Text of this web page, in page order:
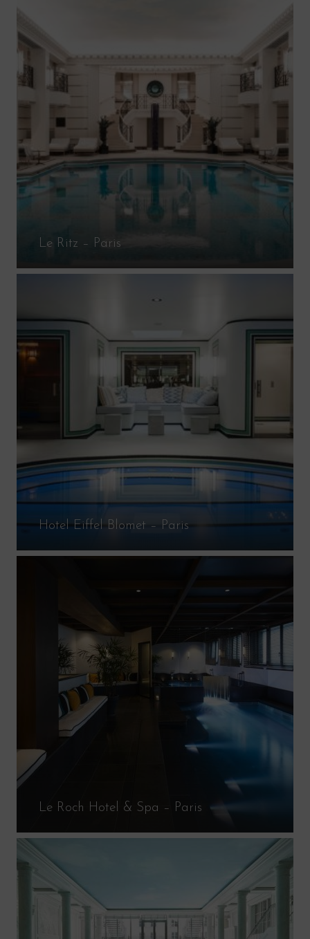
Le Ritz – Paris
Hotel Eiffel Blomet – Paris
Le Roch Hotel & Spa – Paris